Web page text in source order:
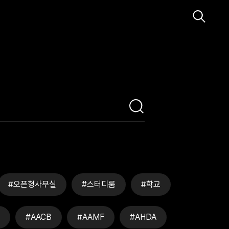
#오픈형사무실 #스터디룸 #학교
#AACB #AAMF #AHDA